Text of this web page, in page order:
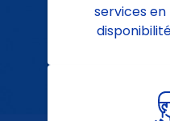
services